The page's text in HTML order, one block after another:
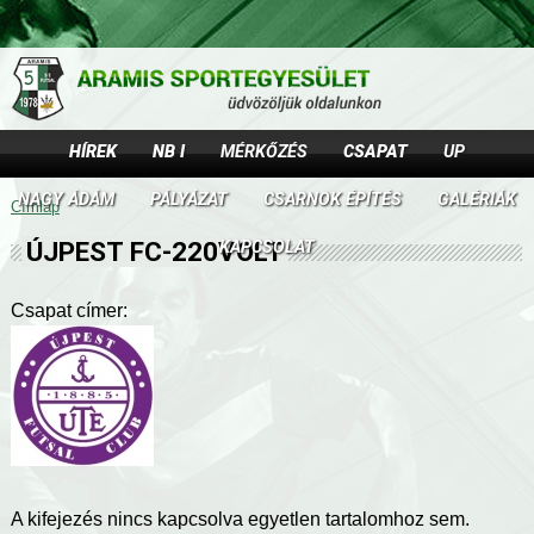
Jump to navigation
HÍREK NB I MÉRKŐZÉS CSAPAT UP
NAGY ÁDÁM PÁLYÁZAT CSARNOK ÉPÍTÉS GALÉRIÁK
KAPCSOLAT
J
l
e
n
e
Címlap
ÚJPEST FC-220VOLT
Csapat címer:
A kifejezés nincs kapcsolva egyetlen tartalomhoz sem.